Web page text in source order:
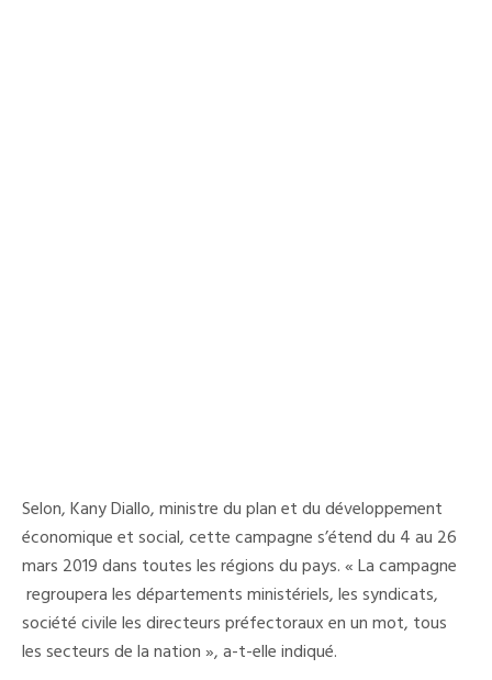
Selon, Kany Diallo, ministre du plan et du développement
économique et social, cette campagne s’étend du 4 au 26
mars 2019 dans toutes les régions du pays. « La campagne
regroupera les départements ministériels, les syndicats,
société civile les directeurs préfectoraux en un mot, tous
les secteurs de la nation », a-t-elle indiqué.